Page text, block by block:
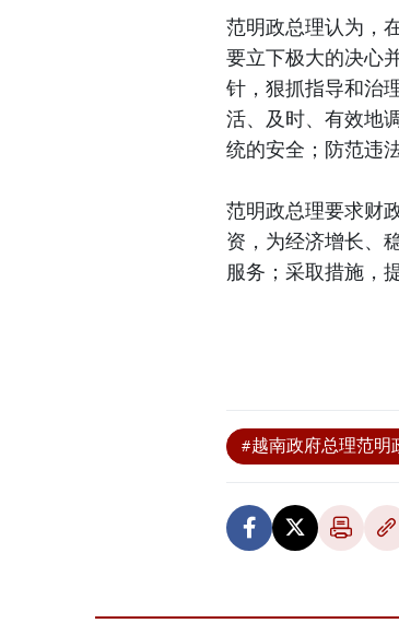
范明政总理认为，
要立下极大的决心
针，狠抓指导和治
活、及时、有效地
统的安全；防范违
范明政总理要求财
资，为经济增长、
服务；采取措施，
#越南政府总理范明